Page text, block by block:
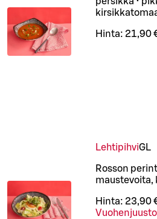
Hinta: 21,90
LehtipihviGL
Rosson
maustevoita,
Hinta: 23,90